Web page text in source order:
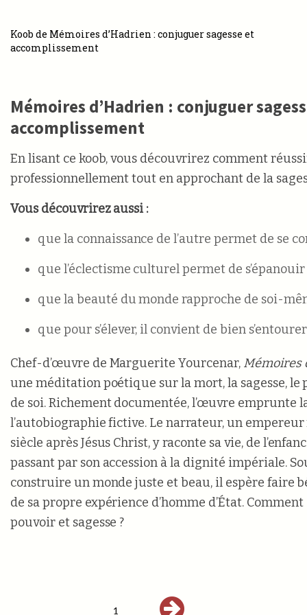
Koob de Mémoires d’Hadrien : conjuguer sagesse et
accomplissement
Mémoires d’Hadrien : conjuguer
accomplissement
En lisant ce koob, vous découvrirez comment
professionnellement tout en approchant de la
Vous découvrirez aussi :
que la connaissance de l’autre permet de se
que l’éclectisme culturel permet de s’épanouir
que la beauté du monde rapproche de soi-
que pour s’élever, il convient de bien
Chef-d’œuvre de Marguerite Yourcenar, Mémoires
une méditation poétique sur la mort, la sagesse, le
de soi. Richement documentée, l’œuvre emprunte
l’autobiographie fictive. Le narrateur, un
siècle après Jésus Christ, y raconte sa vie, de
passant par son accession à la dignité impériale.
construire un monde juste et beau, il espère faire
de sa propre expérience d’homme d’État.
pouvoir et sagesse ?
1